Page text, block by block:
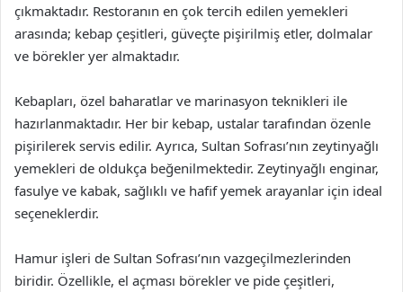
çıkmaktadır. Restoranın en çok tercih edilen yemekleri
arasında; kebap çeşitleri, güveçte pişirilmiş etler, dolmalar
ve börekler yer almaktadır.
Kebapları, özel baharatlar ve marinasyon teknikleri ile
hazırlanmaktadır. Her bir kebap, ustalar tarafından özenle
pişirilerek servis edilir. Ayrıca, Sultan Sofrası’nın zeytinyağlı
yemekleri de oldukça beğenilmektedir. Zeytinyağlı enginar,
fasulye ve kabak, sağlıklı ve hafif yemek arayanlar için ideal
seçeneklerdir.
Hamur işleri de Sultan Sofrası’nın vazgeçilmezlerinden
biridir. Özellikle, el açması börekler ve pide çeşitleri,